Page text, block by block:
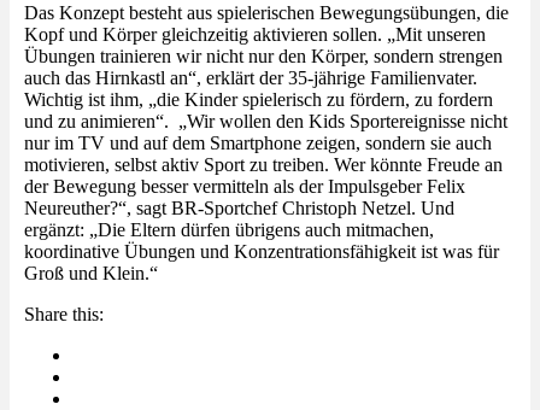
Das Konzept besteht aus spielerischen Bewegungsübungen, die
Kopf und Körper gleichzeitig aktivieren sollen. „Mit unseren
Übungen trainieren wir nicht nur den Körper, sondern strengen
auch das Hirnkastl an“, erklärt der 35-jährige Familienvater.
Wichtig ist ihm, „die Kinder spielerisch zu fördern, zu fordern
und zu animieren“. „Wir wollen den Kids Sportereignisse nicht
nur im TV und auf dem Smartphone zeigen, sondern sie auch
motivieren, selbst aktiv Sport zu treiben. Wer könnte Freude an
der Bewegung besser vermitteln als der Impulsgeber Felix
Neureuther?“, sagt BR-Sportchef Christoph Netzel. Und
ergänzt: „Die Eltern dürfen übrigens auch mitmachen,
koordinative Übungen und Konzentrationsfähigkeit ist was für
Groß und Klein.“
Share this: